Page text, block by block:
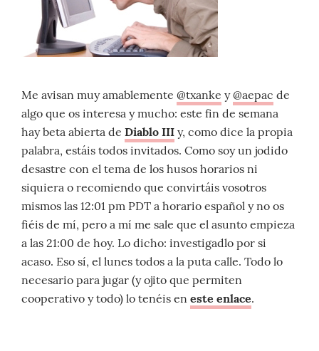
Me avisan muy amablemente @txanke y@aepac de
algo que os interesa y mucho: este fin de semana
hay beta abierta de Diablo III y, como dice la propia
palabra, estáis todos invitados. Como soy un jodido
desastre con el tema de los husos horarios ni
siquiera o recomiendo que convirtáis vosotros
mismos las 12:01 pm PDT a horario español y no os
fiéis de mí, pero a mí me sale que el asunto empieza
a las 21:00 de hoy. Lo dicho: investigadlo por si
acaso. Eso sí, el lunes todos a la puta calle. Todo lo
necesario para jugar (y ojito que permiten
cooperativo y todo) lo tenéis en este enlace.